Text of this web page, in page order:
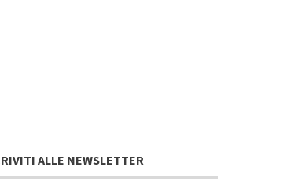
ALLE NEWSLETTER